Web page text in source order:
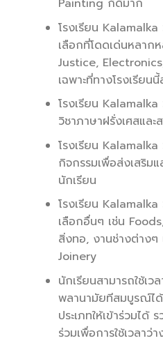
Painting ก็ดีมาก
โรงเรียน
เลือกที่โดดเด่นหลาก
Justice,
เฉพาะที่ทางโรงเรียน
โรงเรียน
วิชาภาษาฝรั่งเศสแล
โรงเรียน
กิจกรรมเพื่อส่งเสริม
นักเรียน
โรงเรียน
เลือกอื่นๆ เช่น
สิ่งทอ, งานช่างต่าง
Joinery
นักเรียนสามารถใช้เว
พลานามัยทีสมบูรณ์ไ
ประเภทให้เข้าร่วมได้
ร่วมเพื่อการใช้เวลาว่